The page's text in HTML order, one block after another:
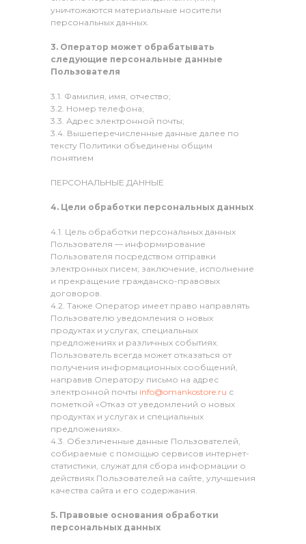
уничтожаются материальные носители
персональных данных.
3. Оператор может обрабатывать
следующие персональные данные
Пользователя
3.1. Фамилия, имя, отчество;
3.2. Номер телефона;
3.3. Адрес электронной почты;
3.4. Вышеперечисленные данные далее по
тексту Политики объединены общим
понятием
ПЕРСОНАЛЬНЫЕ ДАННЫЕ
4. Цели обработки персональных данных
4.1. Цель обработки персональных данных
Пользователя — информирование
Пользователя посредством отправки
электронных писем; заключение, исполнение
и прекращение гражданско-правовых
договоров.
4.2. Также Оператор имеет право направлять
Пользователю уведомления о новых
продуктах и услугах, специальных
предложениях и различных событиях.
Пользователь всегда может отказаться от
получения информационных сообщений,
направив Оператору письмо на адрес
электронной почты info@omankostore.ru с
пометкой «Отказ от уведомлений о новых
продуктах и услугах и специальных
предложениях».
4.3. Обезличенные данные Пользователей,
собираемые с помощью сервисов интернет-
статистики, служат для сбора информации о
действиях Пользователей на сайте, улучшения
качества сайта и его содержания.
5. Правовые основания обработки
персональных данных